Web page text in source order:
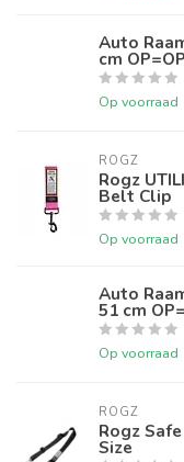
Auto
cm OP=OP
Op voorraad
ROGZ
Rogz
Belt Clip
Op voorraad
Auto
51 cm
Op voorraad
ROGZ
Rogz
Size